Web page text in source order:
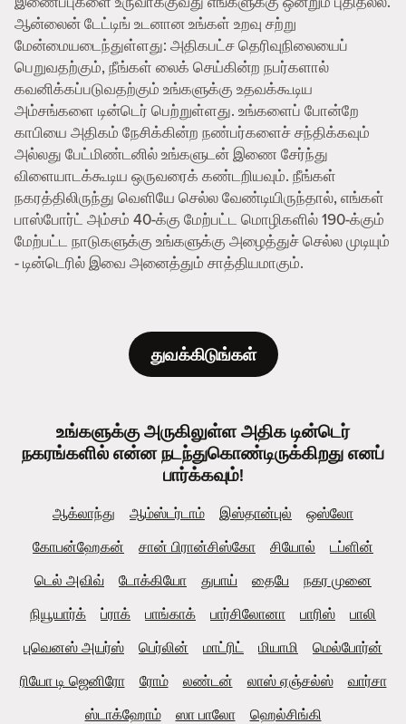
ஆன்லைன் டேட்டிங் உடனான உங்கள் உறவு சற்று
மேன்மையடைந்துள்ளது: அதிகபட்ச தெரிவுநிலையைப்
பெறுவதற்கும், நீங்கள் லைக் செய்கின்ற நபர்களால்
கவனிக்கப்படுவதற்கும் உங்களுக்கு உதவக்கூடிய
அம்சங்களை டின்டெர் பெற்றுள்ளது. உங்களைப் போன்றே
காபியை அதிகம் நேசிக்கின்ற நண்பர்களைச் சந்திக்கவும்
அல்லது பேட்மிண்டனில் உங்களுடன் இணை சேர்ந்து
விளையாடக்கூடிய ஒருவரைக் கண்டறியவும். நீங்கள்
நகரத்திலிருந்து வெளியே செல்ல வேண்டியிருந்தால், எங்கள்
பாஸ்போர்ட் அம்சம் 40-க்கு மேற்பட்ட மொழிகளில் 190-க்கும்
மேற்பட்ட நாடுகளுக்கு உங்களுக்கு அழைத்துச் செல்ல முடியும்
- டின்டெரில் இவை அனைத்தும் சாத்தியமாகும்.
துவக்கிடுங்கள்
உங்களுக்கு அருகிலுள்ள அதிக டின்டெர்
நகரங்களில் என்ன நடந்துகொண்டிருக்கிறது எனப்
பார்க்கவும்!
ஆக்லாந்து ஆம்ஸ்டர்டாம் இஸ்தான்புல்
ஒஸ்லோ
கோபன்ஹேகன்
சான் பிரான்சிஸ்கோ சியோல்
டப்ளின்
டெல் அவிவ்
டோக்கியோ துபாய் தைபே
நகர முனை
நியூயார்க்
ப்ராக் பாங்காக் பார்சிலோனா பாரிஸ்
பாலி
புவெனஸ் அயர்ஸ்
பெர்லின் மாட்ரிட் மியாமி
மெல்போர்ன்
ரியோ டி ஜெனிரோ
ரோம் லண்டன் லாஸ் ஏஞ்சல்ஸ்
வார்சா
ஸ்டாக்ஹோம்
ஸா பாலோ ஹெல்சிங்கி